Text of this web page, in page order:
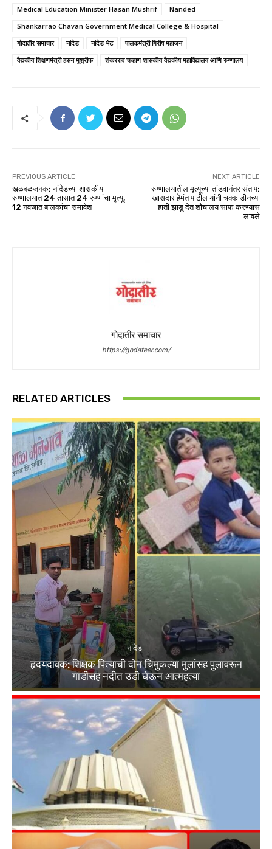
Medical Education Minister Hasan Mushrif
Nanded
Shankarrao Chavan Government Medical College & Hospital
गोदातीर समाचार
नांदेड नांदेड भेट
पालकमंत्री गिरीष महाजन
वैद्यकीय शिक्षणमंत्री हसन मुश्रीफ
शंकरराव चव्हाण शासकीय वैद्यकीय महाविद्यालय आणि रुग्णालय
PREVIOUS ARTICLE
खळबळजनक: नांदेडच्या शासकीय
रुग्णालयात 24 तासात 24 रुग्णांचा मृत्यू,
12 नवजात बालकांचा समावेश
NEXT ARTICLE
रुग्णालयातील मृत्यूच्या तांडवानंतर संताप:
खासदार हेमंत पाटील यांनी चक्क डीनच्या
हाती झाडू देत शौचालय साफ करण्यास
लावले
गोदातीर समाचार
https://godateer.com/
RELATED ARTICLES
नांदेड
हृदयदावक: शिक्षक पित्याची दोन चिमुकल्या मुलांसह पुलावरून
गाडीसह नदीत उडी घेऊन आत्महत्या